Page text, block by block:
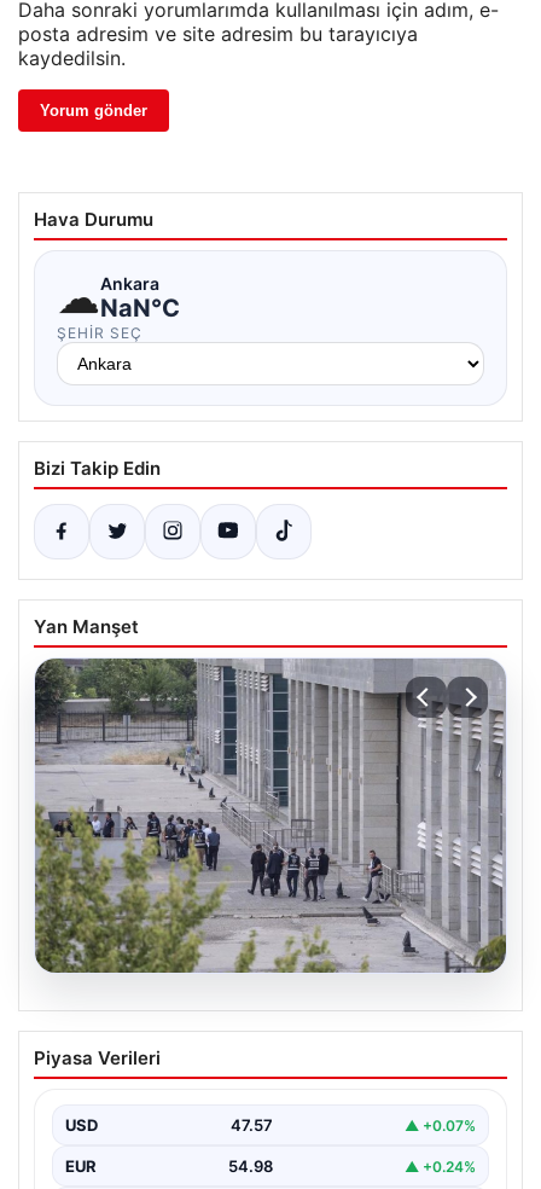
Daha sonraki yorumlarımda kullanılması için adım, e-
posta adresim ve site adresim bu tarayıcıya
kaydedilsin.
Hava Durumu
☁Ankara
NaN°C
ŞEHIR SEÇ
Bizi Takip Edin
Yan Manşet
05.08.2026
Etimesgut Belediyesi’nde Kritik
Soruşturma: Başkan Yardımcısının
Ankara’da Etimesgut Belediyesi’ne ilişkin yürütülen
devam ediyor. Başkan…
Piyasa Verileri
USD 47.57 ▲ +0.07%
EUR 54.98 ▲ +0.24%